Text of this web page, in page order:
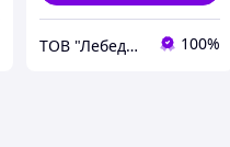
ТОВ "Лебединський нафтомаслозавод" 100%